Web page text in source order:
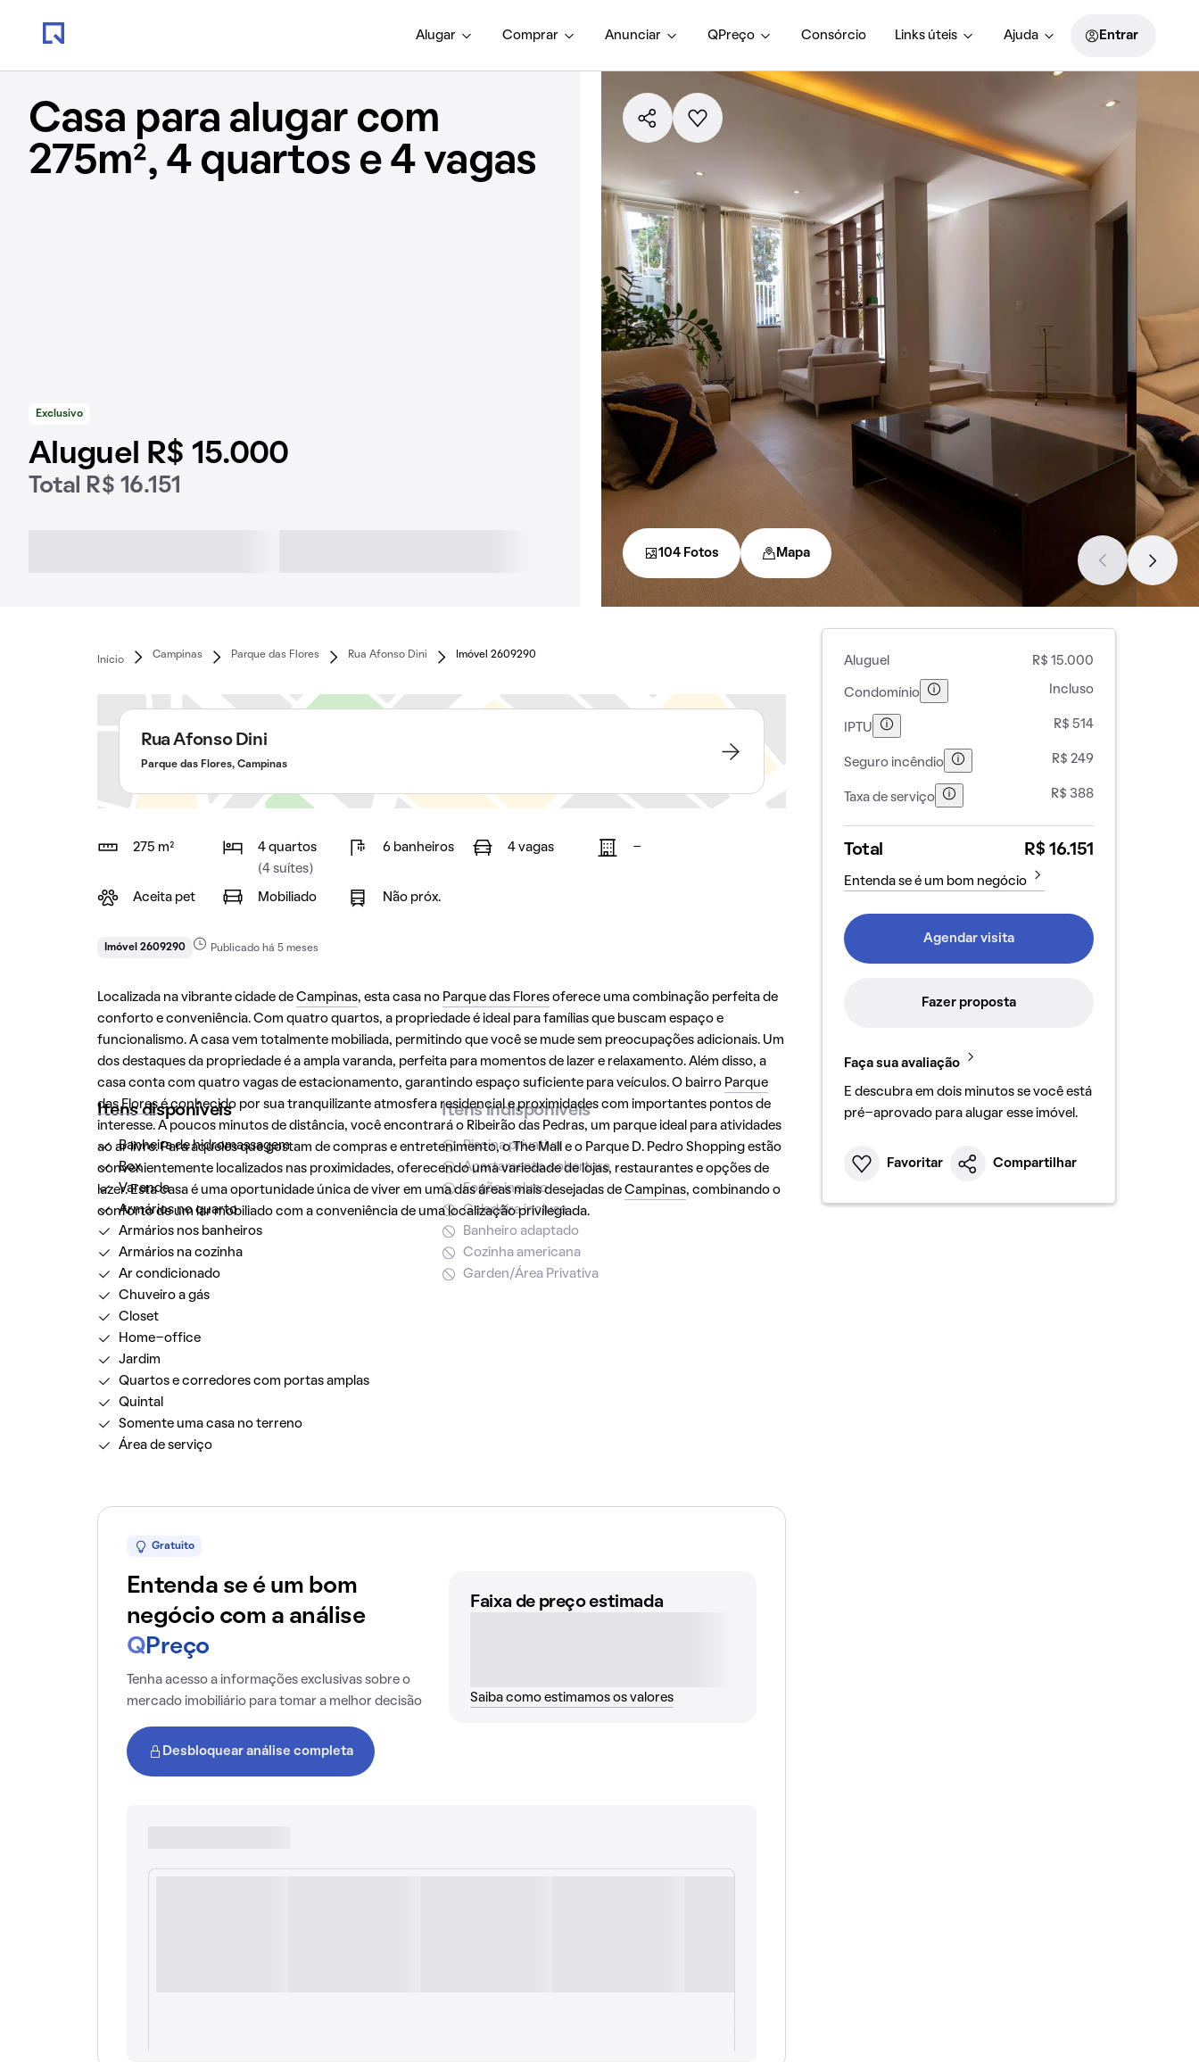
Alugar Comprar Anunciar QPreço Consórcio Links úteis Ajuda Entrar
Casa para alugar com
275m², 4 quartos e 4 vagas
Exclusivo
Aluguel R$ 15.000
Total R$ 16.151
104 Fotos Mapa
Início
Campinas Parque das Flores Rua Afonso Dini Imóvel 2609290
Rua Afonso Dini
Parque das Flores, Campinas
275 m²
4 quartos
(4 suítes)
6 banheiros 4 vagas -
Aceita pet Mobiliado Não próx.
Imóvel 2609290 Publicado há 5 meses
Localizada na vibrante cidade de Campinas, esta casa no Parque das Floresoferece uma combinação perfeita de
conforto e conveniência. Com quatro quartos, a propriedade é ideal para famílias que buscam espaço e
funcionalismo. A casa vem totalmente mobiliada, permitindo que você se mude sem preocupações adicionais. Um
dos destaques da propriedade é a ampla varanda, perfeita para momentos de lazer e relaxamento. Além disso, a
casa conta com quatro vagas de estacionamento, garantindo espaço suficiente para veículos. O bairro Parque
das Floresé conhecido por sua tranquilizante atmosfera residencial e proximidades com importantes pontos de
interesse. A poucos minutos de distância, você encontrará o Ribeirão das Pedras, um parque ideal para atividades
ao ar livre. Para aqueles que gostam de compras e entretenimento, o The Mall e o Parque D. Pedro Shopping estão
convenientemente localizados nas proximidades, oferecendo uma variedade de lojas, restaurantes e opções de
lazer. Esta casa é uma oportunidade única de viver em uma das áreas mais desejadas de Campinas, combinando o
conforto de um lar mobiliado com a conveniência de uma localização privilegiada.
Itens disponíveis
Banheira de hidromassagem
Box
Varanda
Armários no quarto
Armários nos banheiros
Armários na cozinha
Ar condicionado
Chuveiro a gás
Closet
Home-office
Jardim
Quartos e corredores com portas amplas
Quintal
Somente uma casa no terreno
Área de serviço
Itens indisponíveis
Piscina privativa
Apartamento cobertura
Fogão incluso
Geladeira inclusa
Banheiro adaptado
Cozinha americana
Garden/Área Privativa
Gratuito
Entenda se é um bom
negócio com a análise
Q Preço
Tenha acesso a informações exclusivas sobre o
mercado imobiliário para tomar a melhor decisão
Desbloquear análise completa
Faixa de preço estimada
Saiba como estimamos os valores
Aluguel R$ 15.000
Condomínio Incluso
IPTU R$ 514
Seguro incêndio R$ 249
Taxa de serviço R$ 388
Total R$ 16.151
Entenda se é um bom negócio
Agendar visita
Fazer proposta
Faça sua avaliação
E descubra em dois minutos se você está
pré-aprovado para alugar esse imóvel.
Favoritar Compartilhar